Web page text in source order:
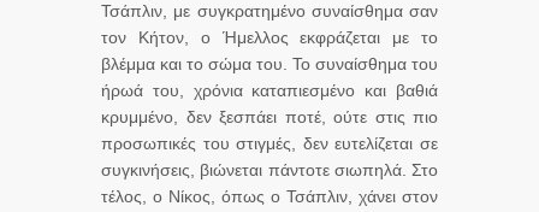
Τσάπλιν, με συγκρατημένο συναίσθημα σαν
τον Κήτον, ο Ήμελλος εκφράζεται με το
βλέμμα και το σώμα του. Το συναίσθημα του
ήρωά του, χρόνια καταπιεσμένο και βαθιά
κρυμμένο, δεν ξεσπάει ποτέ, ούτε στις πιο
προσωπικές του στιγμές, δεν ευτελίζεται σε
συγκινήσεις, βιώνεται πάντοτε σιωπηλά. Στο
τέλος, ο Νίκος, όπως ο Τσάπλιν, χάνει στον